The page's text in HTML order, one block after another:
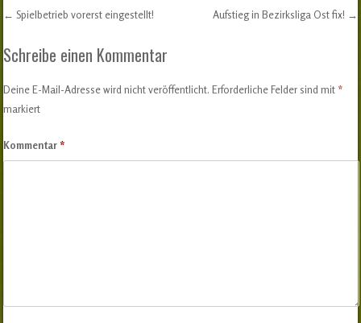
Post navigation
← Spielbetrieb vorerst eingestellt! Aufstieg in Bezirksliga Ost fix! →
Schreibe einen Kommentar
Deine E-Mail-Adresse wird nicht veröffentlicht. Erforderliche Felder sind mit *
markiert
Kommentar*